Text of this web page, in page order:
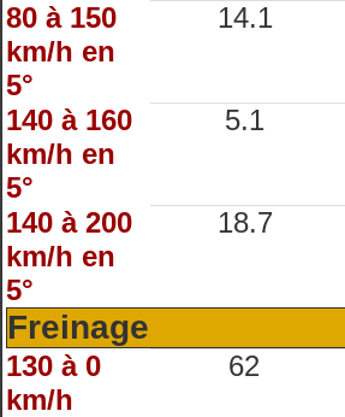
80 à 150
km/h en
5°
14.1
140 à 160
km/h en
5°
5.1
140 à 200
km/h en
5°
18.7
Freinage
130 à 0
km/h
62